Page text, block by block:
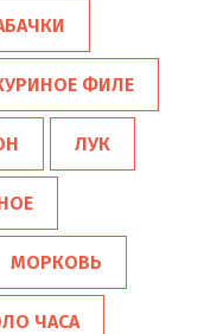
ФИЛЕ
ЛУК
МОРКОВЬ
ЧАСА